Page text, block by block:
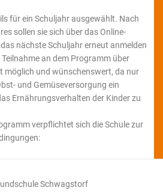
für ein Schuljahr ausgewählt. Nach
sollen sie sich über das Online-
nächste Schuljahr erneut anmelden
an dem Programm über
möglich und wünschenswert, da nur
und Gemüseversorgung ein
Ernährungsverhalten der Kinder zu
verpflichtet sich die Schule zur
Schwagstorf​